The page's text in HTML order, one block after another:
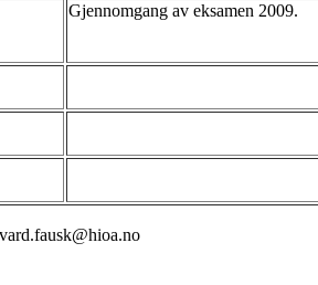
Gjennomgang av eksamen 2009.